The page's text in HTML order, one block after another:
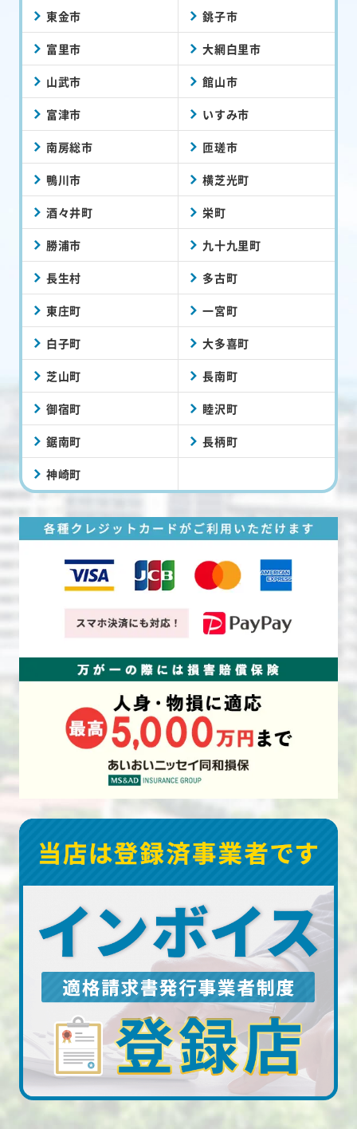
東金市 銚子市
富里市 大網白里市
山武市 館山市
富津市 いすみ市
南房総市 匝瑳市
鴨川市 横芝光町
酒々井町 栄町
勝浦市 九十九里町
長生村 多古町
東庄町 一宮町
白子町 大多喜町
芝山町 長南町
御宿町 睦沢町
鋸南町 長柄町
神崎町